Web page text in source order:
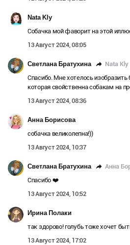
Nata Kly
Собачка мой фаворит на этой
13 Август 2024, 08:05
Светлана Братухина Nata Kly
Спасибо. Мне хотелось
которая свойственна собакам на
13 Август 2024, 08:36
Анна Борисова
собачка великолепна!))
13 Август 2024, 10:37
Светлана Братухина Анна
Спасибо ❤️
13 Август 2024, 10:52
Ирина Полаки
так здорово! голубь тоже хочет
13 Август 2024, 17:02